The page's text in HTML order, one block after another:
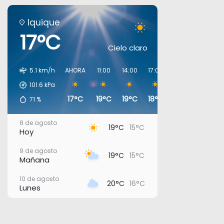
Iquique
17°C Cielo claro
5.1 km/h
101.6 kPa
71 %
AHORA
17°C
11:00
19°C
14:00
19°C
17:00
18°C
8 de agosto
Hoy 19°C 15°C
9 de agosto
Mañana 19°C 15°C
10 de agosto
Lunes 20°C 16°C